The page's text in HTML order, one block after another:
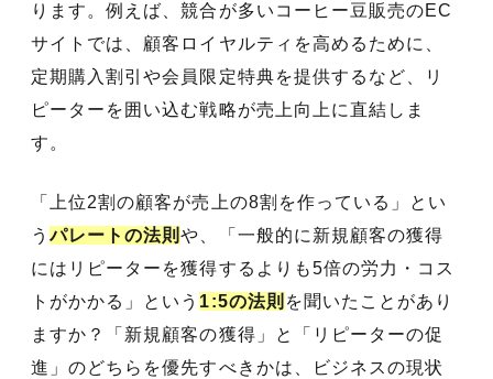
ります。例えば、競合が多いコーヒー豆販売のEC
サイトでは、顧客ロイヤルティを高めるために、
定期購入割引や会員限定特典を提供するなど、リ
ピーターを囲い込む戦略が売上向上に直結しま
す。
「上位2割の顧客が売上の8割を作っている」とい
うパレートの法則や、「一般的に新規顧客の獲得
にはリピーターを獲得するよりも5倍の労力・コス
トがかかる」という 1:5の法則 を聞いたことがあり
ますか？「新規顧客の獲得」と「リピーターの促
進」のどちらを優先すべきかは、ビジネスの現状